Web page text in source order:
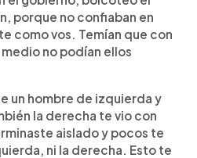
porque no confiaban en
como vos. Temían que con
no podían ellos
un hombre de izquierda y
la derecha te vio con
aislado y pocos te
ni la derecha. Esto te